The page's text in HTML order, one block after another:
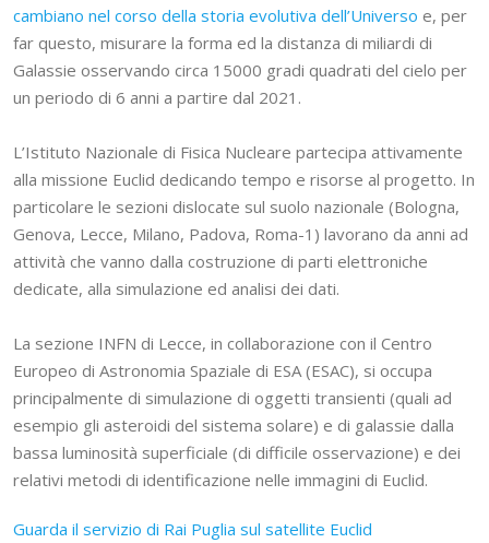
cambiano nel corso della storia evolutiva dell’Universo e, per
far questo, misurare la forma ed la distanza di miliardi di
Galassie osservando circa 15000 gradi quadrati del cielo per
un periodo di 6 anni a partire dal 2021.
L’Istituto Nazionale di Fisica Nucleare partecipa attivamente
alla missione Euclid dedicando tempo e risorse al progetto. In
particolare le sezioni dislocate sul suolo nazionale (Bologna,
Genova, Lecce, Milano, Padova, Roma-1) lavorano da anni ad
attività che vanno dalla costruzione di parti elettroniche
dedicate, alla simulazione ed analisi dei dati.
La sezione INFN di Lecce, in collaborazione con il Centro
Europeo di Astronomia Spaziale di ESA (ESAC), si occupa
principalmente di simulazione di oggetti transienti (quali ad
esempio gli asteroidi del sistema solare) e di galassie dalla
bassa luminosità superficiale (di difficile osservazione) e dei
relativi metodi di identificazione nelle immagini di Euclid.
Guarda il servizio di Rai Puglia sul satellite Euclid